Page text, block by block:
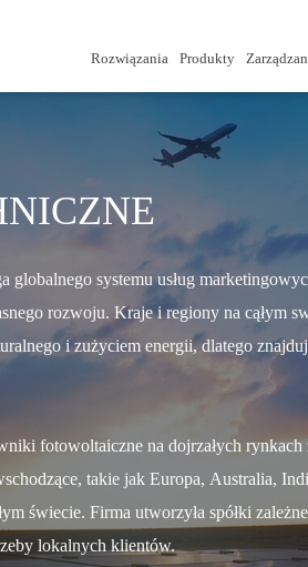
Rozwiązania Produkty
globalnego systemu usług
rozwoju. Kraje i regiony na cąłym
i zużyciem energii, dlatego
fotowoltaiczne na dojrzałych
takie jak Europa, Australia,
świecie. Firma utworzyła spółki
lokalnych klientów.